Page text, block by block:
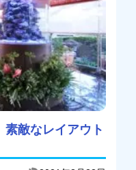
敵なレイアウト